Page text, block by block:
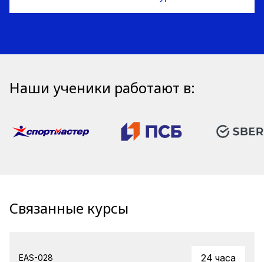
Наши ученики работают в:
Связанные курсы
EAS-028 24 часа